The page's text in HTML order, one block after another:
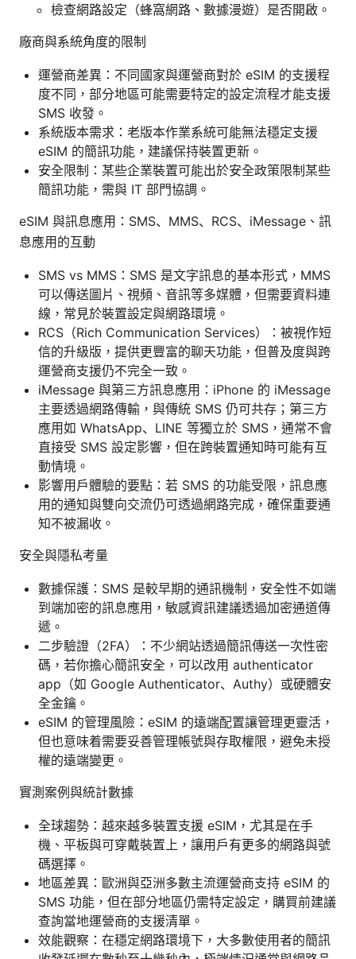
檢查網路設定（蜂窩網路、數據漫遊）是否開啟。
廠商與系統角度的限制
運營商差異：不同國家與運營商對於 eSIM 的支援程
度不同，部分地區可能需要特定的設定流程才能支援
SMS 收發。
系統版本需求：老版本作業系統可能無法穩定支援
eSIM 的簡訊功能，建議保持裝置更新。
安全限制：某些企業裝置可能出於安全政策限制某些
簡訊功能，需與 IT 部門協調。
eSIM 與訊息應用：SMS、MMS、RCS、iMessage、訊
息應用的互動
SMS vs MMS：SMS 是文字訊息的基本形式，MMS
可以傳送圖片、視頻、音訊等多媒體，但需要資料連
線，常見於裝置設定與網路環境。
RCS（Rich Communication Services）：被視作短
信的升級版，提供更豐富的聊天功能，但普及度與跨
運營商支援仍不完全一致。
iMessage 與第三方訊息應用：iPhone 的 iMessage
主要透過網路傳輸，與傳統 SMS 仍可共存；第三方
應用如 WhatsApp、LINE 等獨立於 SMS，通常不會
直接受 SMS 設定影響，但在跨裝置通知時可能有互
動情境。
影響用戶體驗的要點：若 SMS 的功能受限，訊息應
用的通知與雙向交流仍可透過網路完成，確保重要通
知不被漏收。
安全與隱私考量
數據保護：SMS 是較早期的通訊機制，安全性不如端
到端加密的訊息應用，敏感資訊建議透過加密通道傳
遞。
二步驗證（2FA）：不少網站透過簡訊傳送一次性密
碼，若你擔心簡訊安全，可以改用 authenticator
app（如 Google Authenticator、Authy）或硬體安
全金鑰。
eSIM 的管理風險：eSIM 的遠端配置讓管理更靈活，
但也意味着需要妥善管理帳號與存取權限，避免未授
權的遠端變更。
實測案例與統計數據
全球趨勢：越來越多裝置支援 eSIM，尤其是在手
機、平板與可穿戴裝置上，讓用戶有更多的網路與號
碼選擇。
地區差異：歐洲與亞洲多數主流運營商支持 eSIM 的
SMS 功能，但在部分地區仍需特定設定，購買前建議
查詢當地運營商的支援清單。
效能觀察：在穩定網路環境下，大多數使用者的簡訊